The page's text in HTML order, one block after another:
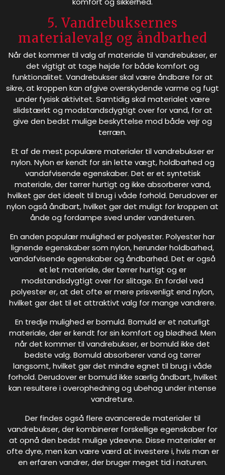
5. Vandrebuksernes
materialevalg og åndbarhed
Når det kommer til valg af materiale til vandrebukser, er
det vigtigt at tage højde for både komfort og
funktionalitet. Vandrebukser skal være åndbare for at
sikre, at kroppen kan afgive overskydende varme og fugt
under fysisk aktivitet. Samtidig skal materialet være
slidstærkt og modstandsdygtigt over for vand, for at
give den bedst mulige beskyttelse mod både vejr og
terræn.
Et af de mest populære materialer til vandrebukser er
nylon. Nylon er kendt for sin lette vægt, holdbarhed og
vandafvisende egenskaber. Det er et syntetisk
materiale, der tørrer hurtigt og ikke absorberer vand,
hvilket gør det ideelt til brug i våde forhold. Derudover er
nylon også åndbart, hvilket gør det muligt for kroppen at
ånde og fordampe sved under vandreturen.
En anden populær mulighed er polyester. Polyester har
lignende egenskaber som nylon, herunder holdbarhed,
vandafvisende egenskaber og åndbarhed. Det er også
et let materiale, der tørrer hurtigt og er
modstandsdygtigt over for slitage. En fordel ved
polyester er, at det ofte er mere prisvenligt end nylon,
hvilket gør det til et attraktivt valg for mange vandrere.
En tredje mulighed er bomuld. Bomuld er et naturligt
materiale, der er kendt for sin komfort og blødhed. Men
når det kommer til vandrebukser, er bomuld ikke det
bedste valg. Bomuld absorberer vand og tørrer
langsomt, hvilket gør det mindre egnet til brug i våde
forhold. Derudover er bomuld ikke særlig åndbart, hvilket
kan resultere i overophedning og ubehag under intense
vandreture.
Der findes også flere avancerede materialer til
vandrebukser, der kombinerer forskellige egenskaber for
at opnå den bedst mulige ydeevne. Disse materialer er
ofte dyre, men kan være værd at investere i, hvis man er
en erfaren vandrer, der bruger meget tid i naturen.